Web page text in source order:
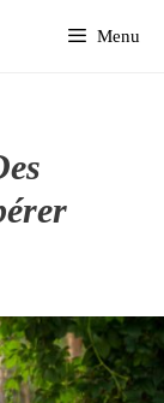
Menu